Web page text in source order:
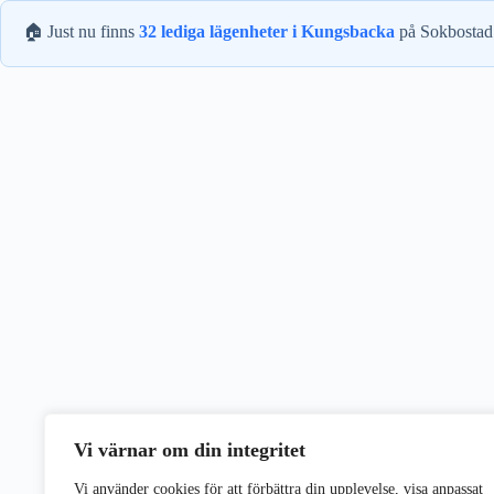
Vi värnar om din integritet
Vi använder cookies för att förbättra din upplevelse, visa anpassat
🏠 Just nu finns 32 lediga lägenheter i Kungsbacka på